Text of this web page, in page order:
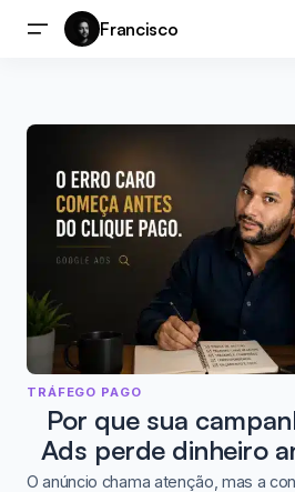
Francisco
TRÁFEGO PAGO
Por que sua
Ads perde dinheiro
O anúncio chama atenção, mas a